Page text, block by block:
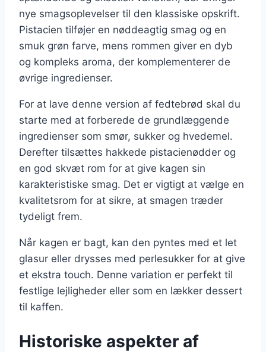
nye smagsoplevelser til den klassiske opskrift.
Pistacien tilføjer en nøddeagtig smag og en
smuk grøn farve, mens rommen giver en dyb
og kompleks aroma, der komplementerer de
øvrige ingredienser.
For at lave denne version af fedtebrød skal du
starte med at forberede de grundlæggende
ingredienser som smør, sukker og hvedemel.
Derefter tilsættes hakkede pistacienødder og
en god skvæt rom for at give kagen sin
karakteristiske smag. Det er vigtigt at vælge en
kvalitetsrom for at sikre, at smagen træder
tydeligt frem.
Når kagen er bagt, kan den pyntes med et let
glasur eller drysses med perlesukker for at give
et ekstra touch. Denne variation er perfekt til
festlige lejligheder eller som en lækker dessert
til kaffen.
Historiske aspekter af